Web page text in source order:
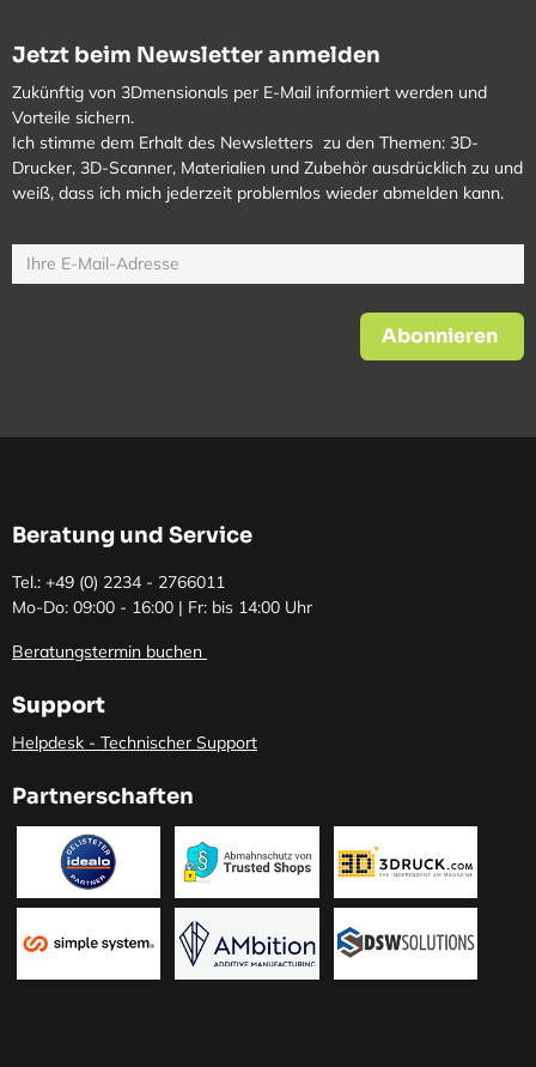
Jetzt beim Newsletter anmelden
Zukünftig von 3Dmensionals per E-Mail informiert werden und
Vorteile sichern.
Ich stimme dem Erhalt des Newsletters zu den Themen: 3D-
Drucker, 3D-Scanner, Materialien und Zubehör ausdrücklich zu und
weiß, dass ich mich jederzeit problemlos wieder abmelden kann.
Abonnieren
Beratung und Service
Tel.: +49 (0) 2234 - 2766011
Mo-Do: 09:00 - 16:00 | Fr: bis 14:00 Uhr
Beratungstermin buchen
Support
Helpdesk - Technischer Support
Partnerschaften